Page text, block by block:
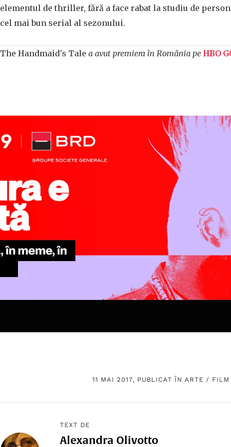
elementul de thriller, fără a face rabat la studiu de
cel mai bun serial al sezonului.
The Handmaid's Tale a avut premiera în România pe HBO
11 MAI 2017, PUBLICAT ÎNARTE / FILM
TEXT DE
Alexandra Olivotto